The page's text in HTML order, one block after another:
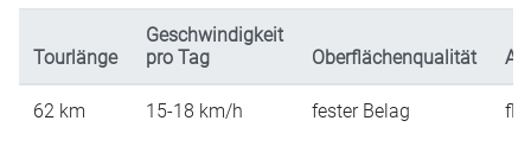
Tourlänge
Geschwindigkeit
pro Tag
Oberflächenqualität
62 km 15-18 km/h fester Belag